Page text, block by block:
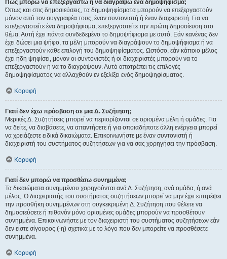
Πώς μπορώ να επεξεργαστώ ή να διαγράψω ένα δημοψήφισμα;
Όπως και στις δημοσιεύσεις, τα δημοψηφίσματα μπορούν να επεξεργαστούν
μόνον από τον συγγραφέα τους, έναν συντονιστή ή έναν διαχειριστή. Για να
επεξεργαστείτε ένα δημοψήφισμα, επεξεργαστείτε την πρώτη δημοσίευση στο
θέμα. Αυτή έχει πάντα συνδεδεμένο το δημοψήφισμα με αυτό. Εάν κανένας δεν
έχει δώσει μια ψήφο, τα μέλη μπορούν να διαγράψουν το δημοψήφισμα ή να
επεξεργαστούν κάθε επιλογή του δημοψηφίσματος. Ωστόσο, εάν κάποιο μέλος
έχει ήδη ψηφίσει, μόνον οι συντονιστές ή οι διαχειριστές μπορούν να το
επεξεργαστούν ή να το διαγράψουν. Αυτό αποτρέπει τις επιλογές
δημοψηφίσματος να αλλαχθούν εν εξελίξει ενός δημοψηφίσματος.
Κορυφή
Γιατί δεν έχω πρόσβαση σε μια Δ. Συζήτηση;
Μερικές Δ. Συζητήσεις μπορεί να περιορίζονται σε ορισμένα μέλη ή ομάδες. Για
να δείτε, να διαβάσετε, να απαντήσετε ή για οποιαδήποτε άλλη ενέργεια μπορεί
να χρειάζεστε ειδικά δικαιώματα. Επικοινωνήστε με έναν συντονιστή ή
διαχειριστή του συστήματος συζητήσεων για να σας χορηγήσει την πρόσβαση.
Κορυφή
Γιατί δεν μπορώ να προσθέσω συνημμένα;
Τα δικαιώματα συνημμένου χορηγούνται ανά Δ. Συζήτηση, ανά ομάδα, ή ανά
μέλος. Ο διαχειριστής του συστήματος συζητήσεων μπορεί να μην έχει επιτρέψει
την προσθήκη συνημμένων στη συγκεκριμένη Δ. Συζήτηση που θέλετε να
δημοσιεύσετε ή πιθανόν μόνο ορισμένες ομάδες μπορούν να προσθέτουν
συνημμένα. Επικοινωνήστε με τον διαχειριστή του συστήματος συζητήσεων εάν
δεν είστε σίγουρος (-η) σχετικά με το λόγο που δεν μπορείτε να προσθέσετε
συνημμένα.
Κορυφή